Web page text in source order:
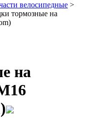
велосипедные >
тормозные на
на